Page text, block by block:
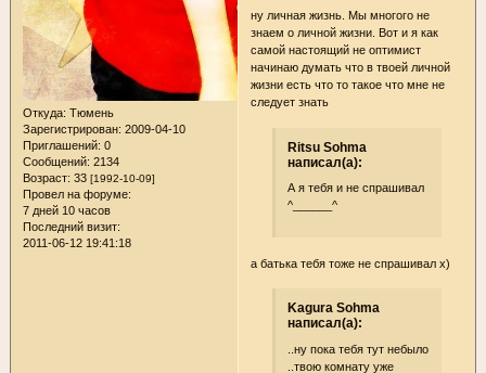
Откуда: Тюмень
Зарегистрирован: 2009-04-10
Приглашений: 0
Сообщений: 2134
Возраст: 33 [1992-10-09]
Провел на форуме:
7 дней 10 часов
Последний визит:
2011-06-12 19:41:18
ну личная жизнь. Мы многого не
знаем о личной жизни. Вот и я как
самой настоящий не оптимист
начинаю думать что в твоей личной
жизни есть что то такое что мне не
следует знать
Ritsu Sohma
написал(а):
А я тебя и не спрашивал
^______^
а батька тебя тоже не спрашивал х)
Kagura Sohma
написал(а):
..ну пока тебя тут небыло
..твою комнату уже